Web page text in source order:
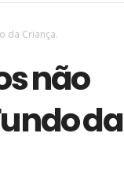
da Criança.
não
da